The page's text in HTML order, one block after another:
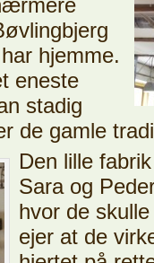
har hjemme.
eneste
stadig
de gamle
Den lille
Sara og
hvor de
ejer at de